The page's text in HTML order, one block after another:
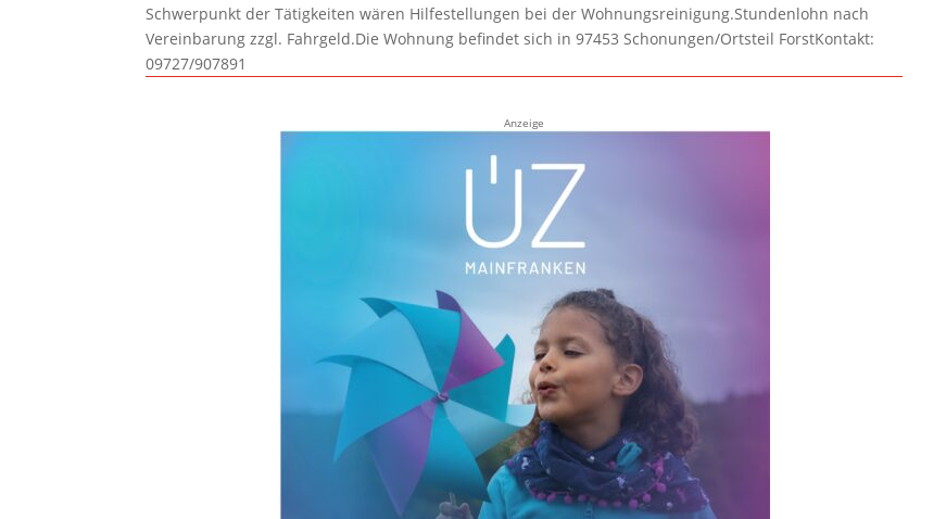
Schwerpunkt der Tätigkeiten wären Hilfestellungen bei der Wohnungsreinigung.Stundenlohn nach
Vereinbarung zzgl. Fahrgeld.Die Wohnung befindet sich in 97453 Schonungen/Ortsteil ForstKontakt:
09727/907891
Anzeige